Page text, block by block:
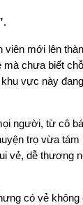
.
viên mới lên
chưa biết
vực này
người, từ cô
trọ vừa tám
vẻ, dễ thương
có vẻ không